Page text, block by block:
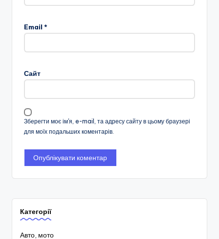
Email *
Сайт
Зберегти моє ім'я, e-mail, та адресу сайту в цьому браузері
для моїх подальших коментарів.
Категорії
Авто, мото